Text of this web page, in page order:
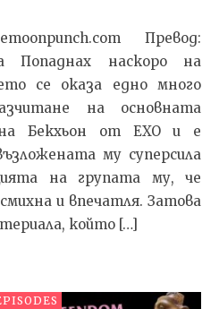
Превод:
Попаднах наскоро на
се оказа едно много
на основната
Бекхьон от EXO и е
му суперсила
на групата му, че
и впечатля. Затова
който […]